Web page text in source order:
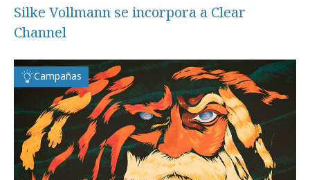
Silke Vollmann se incorpora a Clear
Channel
Campañas